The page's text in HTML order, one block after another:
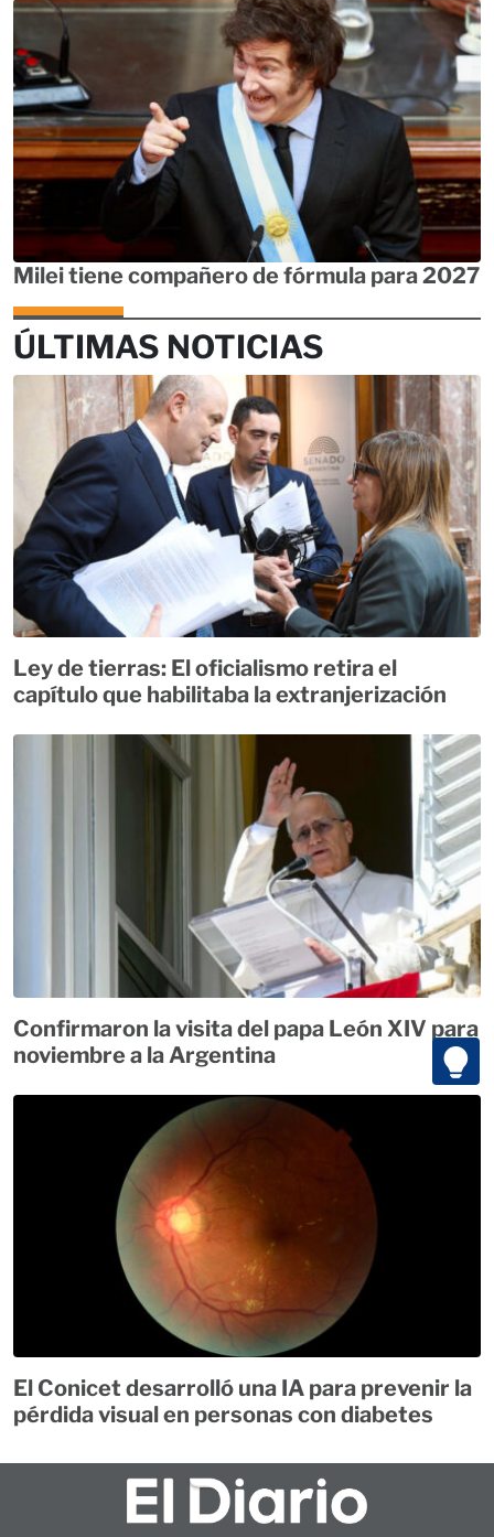
Milei tiene compañero de fórmula para 2027
ÚLTIMAS NOTICIAS
Ley de tierras: El oficialismo retira el
capítulo que habilitaba la extranjerización
Confirmaron la visita del papa León XIV para
noviembre a la Argentina
El Conicet desarrolló una IA para prevenir la
pérdida visual en personas con diabetes